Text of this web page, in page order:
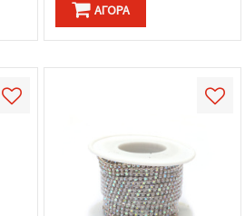
ΑΓΟΡΆ